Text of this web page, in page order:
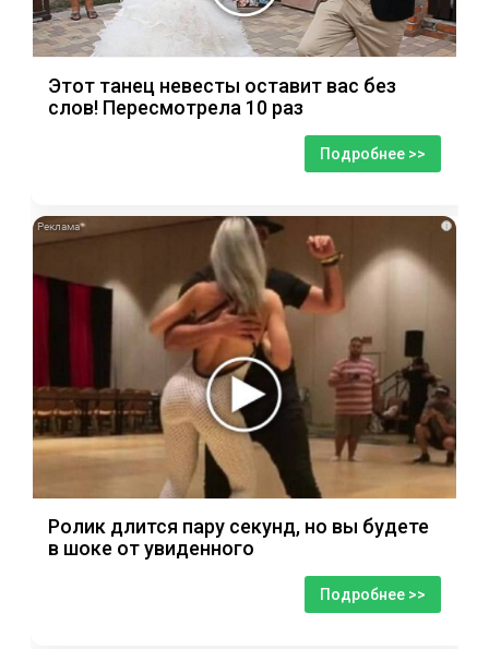
Этот танец невесты оставит вас без
слов! Пересмотрела 10 раз
Подробнее >>
i
Ролик длится пару секунд, но вы будете
в шоке от увиденного
Подробнее >>